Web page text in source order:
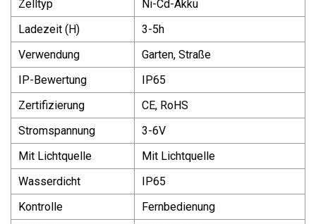
Zelltyp
Ni-Cd-Akku
Ladezeit (H)
3-5h
Verwendung
Garten, Straße
IP-Bewertung
IP65
Zertifizierung
CE, RoHS
Stromspannung
3-6V
Mit Lichtquelle
Mit Lichtquelle
Wasserdicht
IP65
Kontrolle
Fernbedienung